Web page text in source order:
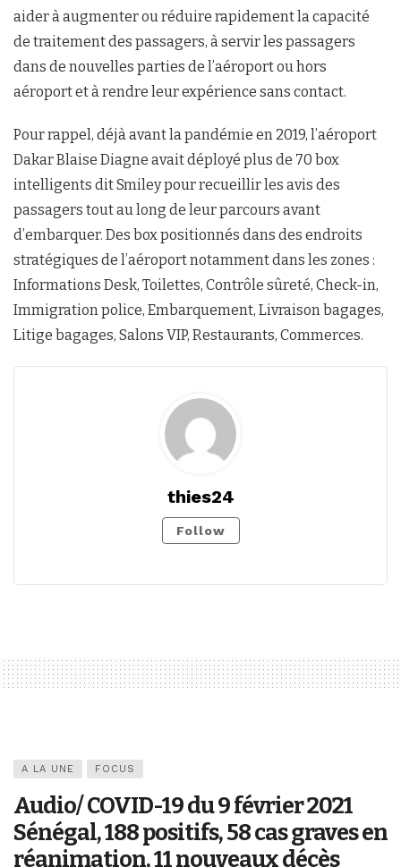
aider à augmenter ou réduire rapidement la capacité
de traitement des passagers, à servir les passagers
dans de nouvelles parties de l’aéroport ou hors
aéroport et à rendre leur expérience sans contact.
Pour rappel, déjà avant la pandémie en 2019, l’aéroport
Dakar Blaise Diagne avait déployé plus de 70 box
intelligents dit Smiley pour recueillir les avis des
passagers tout au long de leur parcours avant
d’embarquer. Des box positionnés dans des endroits
stratégiques de l’aéroport notamment dans les zones :
Informations Desk, Toilettes, Contrôle sûreté, Check-in,
Immigration police, Embarquement, Livraison bagages,
Litige bagages, Salons VIP, Restaurants, Commerces.
thies24
Follow
A LA UNE FOCUS
Audio/ COVID-19 du 9 février 2021
Sénégal, 188 positifs, 58 cas graves en
réanimation, 11 nouveaux décès